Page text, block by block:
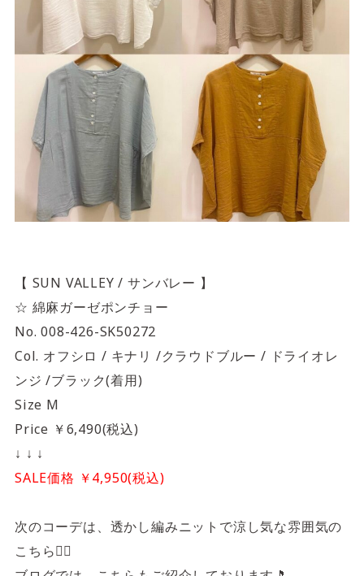
【 SUN VALLEY / サンバレー 】
☆ 綿麻ガーゼポンチョー
No. 008-426-SK50272
Col. オフシロ / キナリ /クラウドブルー / ドライオレ
ンジ /ブラック(着用)
Size M
Price ￥6,490(税込)
↓ ↓ ↓
SALE価格 ￥4,950(税込)
次のコーデは、透かし編みニットで涼し気な雰囲気の
こちら☝🏻